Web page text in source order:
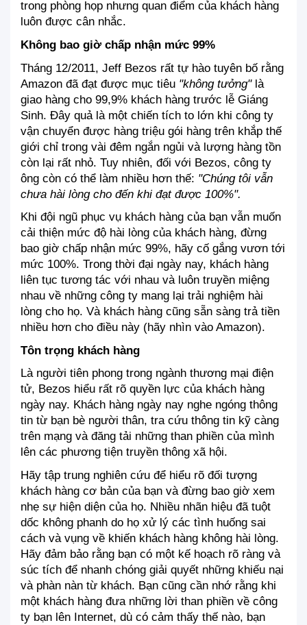
trong phòng họp nhưng quan điểm của khách hàng
luôn được cân nhắc.
Không bao giờ chấp nhận mức 99%
Tháng 12/2011, Jeff Bezos rất tự hào tuyên bố rằng
Amazon đã đạt được mục tiêu "không tưởng" là
giao hàng cho 99,9% khách hàng trước lễ Giáng
Sinh. Đây quả là một chiến tích to lớn khi công ty
vận chuyển được hàng triệu gói hàng trên khắp thế
giới chỉ trong vài đêm ngắn ngủi và lượng hàng tồn
còn lại rất nhỏ. Tuy nhiên, đối với Bezos, công ty
ông còn có thể làm nhiều hơn thế: "Chúng tôi vẫn
chưa hài lòng cho đến khi đạt được 100%".
Khi đội ngũ phục vụ khách hàng của bạn vẫn muốn
cải thiện mức độ hài lòng của khách hàng, đừng
bao giờ chấp nhận mức 99%, hãy cố gắng vươn tới
mức 100%. Trong thời đại ngày nay, khách hàng
liên tục tương tác với nhau và luôn truyền miệng
nhau về những công ty mang lại trải nghiệm hài
lòng cho họ. Và khách hàng cũng sẵn sàng trả tiền
nhiều hơn cho điều này (hãy nhìn vào Amazon).
Tôn trọng khách hàng
Là người tiên phong trong ngành thương mại điện
tử, Bezos hiểu rất rõ quyền lực của khách hàng
ngày nay. Khách hàng ngày nay nghe ngóng thông
tin từ bạn bè người thân, tra cứu thông tin kỹ càng
trên mạng và đăng tải những than phiền của mình
lên các phương tiện truyền thông xã hội.
Hãy tập trung nghiên cứu để hiểu rõ đối tượng
khách hàng cơ bản của bạn và đừng bao giờ xem
nhẹ sự hiện diện của họ. Nhiều nhãn hiệu đã tuột
dốc không phanh do họ xử lý các tình huống sai
cách và vụng về khiến khách hàng không hài lòng.
Hãy đảm bảo rằng bạn có một kế hoạch rõ ràng và
súc tích để nhanh chóng giải quyết những khiếu nại
và phàn nàn từ khách. Bạn cũng cần nhớ rằng khi
một khách hàng đưa những lời than phiền về công
ty bạn lên Internet, dù có cảm thấy thế nào, bạn